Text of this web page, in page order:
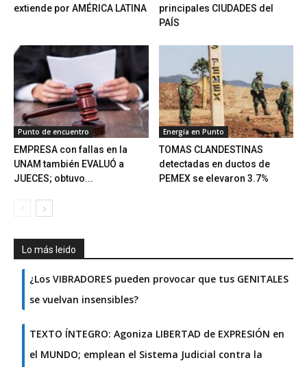
extiende por AMÉRICA LATINA
principales CIUDADES del
PAÍS
Punto de encuentro
EMPRESA con fallas en la
UNAM también EVALUÓ a
JUECES; obtuvo...
Energía en Punto
TOMAS CLANDESTINAS
detectadas en ductos de
PEMEX se elevaron 3.7%
Lo más leido
¿Los VIBRADORES pueden provocar que tus GENITALES
se vuelvan insensibles?
TEXTO ÍNTEGRO: Agoniza LIBERTAD de EXPRESIÓN en
el MUNDO; emplean el Sistema Judicial contra la